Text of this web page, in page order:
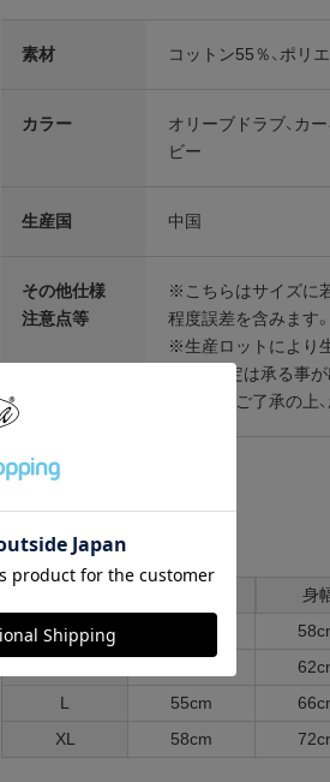
素材 コットン55％、ポリ
カラー
オリーブドラブ、カ
ビー
生産国 中国
その他仕様
注意点等
※こちらはサイズに
程度誤差を含みます。
※生産ロットにより
が、ご指定は承る事
上記予めご了承の上
各部実寸平均値
サイズはUSA表記となります
身
S
L
55cm
XL
58cm